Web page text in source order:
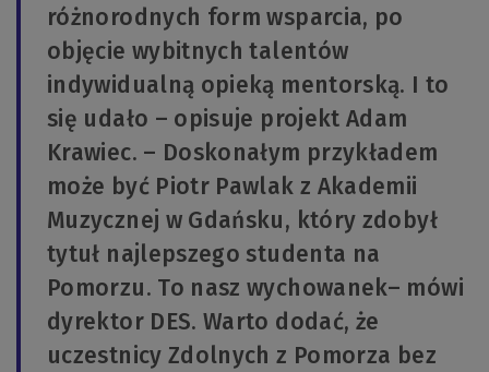
różnorodnych form wsparcia, po
objęcie wybitnych talentów
indywidualną opieką mentorską. I to
się udało – opisuje projekt Adam
Krawiec. – Doskonałym przykładem
może być Piotr Pawlak z Akademii
Muzycznej w Gdańsku, który zdobył
tytuł najlepszego studenta na
Pomorzu. To nasz wychowanek– mówi
dyrektor DES. Warto dodać, że
uczestnicy Zdolnych z Pomorza bez